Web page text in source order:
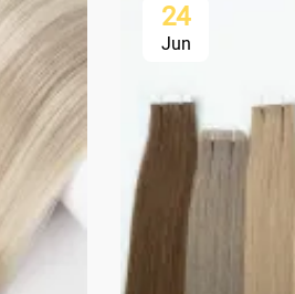
24
Jun